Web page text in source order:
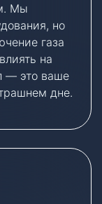
Мы
но
газа
на
— это ваше
дне.